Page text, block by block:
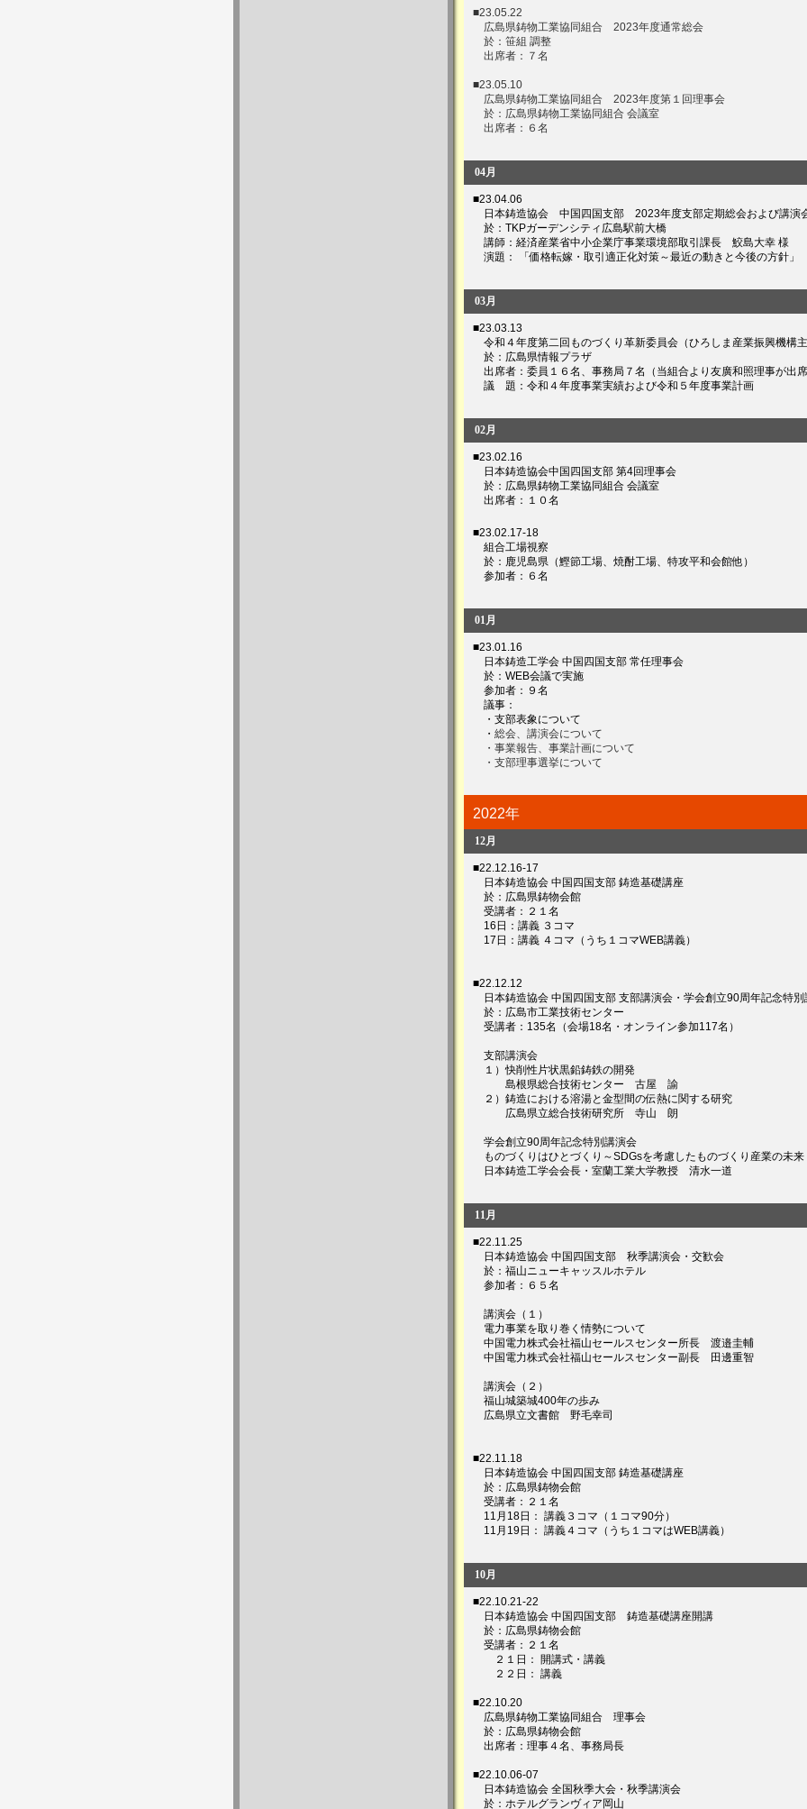
■23.05.22
広島県鋳物工業協同組合 2023年度通常総会
於：笹組 調整
出席者：７名
■23.05.10
広島県鋳物工業協同組合 2023年度第１回理事会
於：広島県鋳物工業協同組合 会議室
出席者：６名
04月
■23.04.06
日本鋳造協会 中国四国支部 2023年度支部定期総会および講演
於：TKPガーデンシティ広島駅前大橋
講師：経済産業省中小企業庁事業環境部取引課長 鮫島大幸 様
演題： 「価格転嫁・取引適正化対策～最近の動きと今後の方針」
03月
■23.03.13
令和４年度第二回ものづくり革新委員会（ひろしま産業振興機構
於：広島県情報プラザ
出席者：委員１６名、事務局７名
（当組合より友廣和照理事が出
議 題：令和４年度事業実績および令和５年度事業計画
02月
■23.02.16
日本鋳造協会中国四国支部 第4回理事会
於：広島県鋳物工業協同組合 会議室
出席者：１０名
■23.02.17-18
組合工場視察
於：鹿児島県（鰹節工場、焼酎工場、特攻平和会館他）
参加者：６名
01月
■23.01.16
日本鋳造工学会 中国四国支部 常任理事会
於：WEB会議で実施
参加者：９名
議事：
・支部表象について
・ 総会、講演会について
・事業報告、事業計画について
・支部理事選挙について
2022年
12月
■22.12.16-17
日本鋳造協会 中国四国支部 鋳造基礎講座
於：広島県鋳物会館
受講者：２１名
16日：講義 ３コマ
17日：講義 ４コマ（うち１コマWEB講義）
■22.12.12
日本鋳造協会 中国四国支部 支部講演会・学会創立90周年記念特別
於：広島市工業技術センター
受講者：135名（会場18名・オンライン参加117名）
支部講演会
１）快削性片状黒鉛鋳鉄の開発
島根県総合技術センター 古屋 諭
２）鋳造における溶湯と金型間の伝熱に関する研究
広島県立総合技術研究所 寺山 朗
学会創立90周年記念特別講演会
ものづくりはひとづくり～SDGsを考慮したものづくり産業の未来
日本鋳造工学会会長・室蘭工業大学教授 清水一道
11月
■22.11.25
日本鋳造協会 中国四国支部 秋季講演会・交歓会
於：福山ニューキャッスルホテル
参加者：６５名
講演会 （１）
電力事業を取り巻く情勢について
中国電力株式会社福山セールスセンター所長 渡邉圭輔
中国電力株式会社福山セールスセンター副長 田邊重智
講演会（２）
福山城築城400年の歩み
広島県立文書館 野毛幸司
■22.11.18
日本鋳造協会 中国四国支部 鋳造基礎講座
於：広島県鋳物会館
受講者：２１名
11月18日： 講義３コマ（１コマ90分）
11月19日： 講義４コマ（うち１コマはWEB講義）
10月
■22.10.21-22
日本鋳造協会 中国四国支部 鋳造基礎講座開講
於：広島県鋳物会館
受講者：２１名
２１日： 開講式・講義
２２日： 講義
■22.10.20
広島県鋳物工業協同組合 理事会
於：広島県鋳物会館
出席者：理事４名、事務局長
■22.10.06-07
日本鋳造協会 全国秋季大会・秋季講演会
於：ホテルグランヴィア岡山